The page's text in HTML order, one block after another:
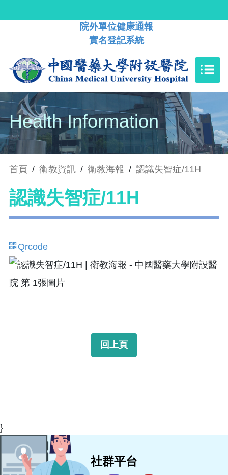
院外單位健康通報
實名登記系統
Health Information
首頁 / 衛教資訊 / 衛教海報 / 認識失智症/11H
認識失智症/11H
Qrcode
回上頁
}
社群平台